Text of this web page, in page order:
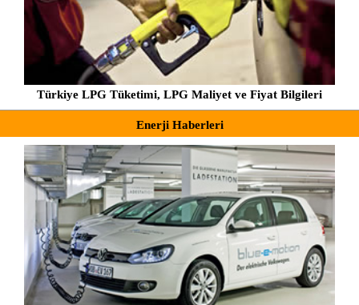
Türkiye LPG Tüketimi, LPG Maliyet ve Fiyat Bilgileri
Enerji Haberleri